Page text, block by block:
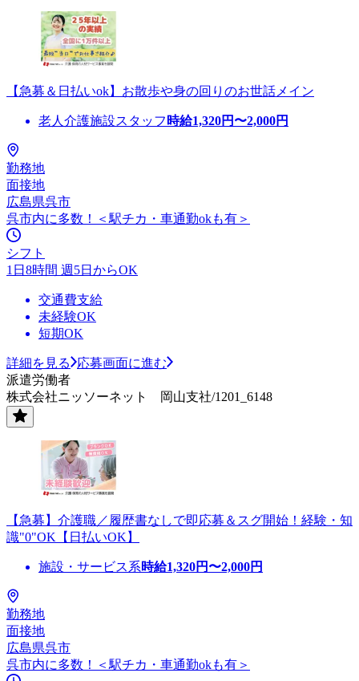
【急募＆日払いok】お散歩や身の回りのお世話メイン
老人介護施設スタッフ 時給1,320円〜2,000円
勤務地
面接地
広島県呉市
呉市内に多数！＜駅チカ・車通勤okも有＞
シフト
1日8時間 週5日からOK
交通費支給
未経験OK
短期OK
詳細を見る
応募画面に進む
派遣労働者
株式会社ニッソーネット 岡山支社/1201_6148
【急募】介護職／履歴書なしで即応募＆スグ開始！経験・知
識"0"OK【日払いOK】
施設・サービス系時給1,320円〜2,000円
勤務地
面接地
広島県呉市
呉市内に多数！＜駅チカ・車通勤okも有＞